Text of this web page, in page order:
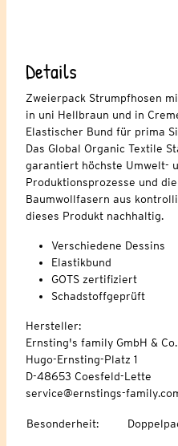
Details
Zweierpack Strumpfhosen
in uni Hellbraun und in
Elastischer Bund für prima
Das Global Organic Textile
garantiert höchste Umwelt-
Produktionsprozesse und
Baumwollfasern aus
dieses Produkt nachhaltig.
Verschiedene Dessins
Elastikbund
GOTS zertifiziert
Schadstoffgeprüft
Hersteller:
Ernsting's family GmbH & Co.
Hugo-Ernsting-Platz 1
D-48653 Coesfeld-Lette
service@ernstings-
Besonderheit: